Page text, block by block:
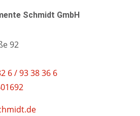
Schmidt GmbH
92
6 / 93 38 36 6